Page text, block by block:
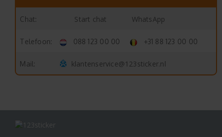
Chat: Start chat WhatsApp
Telefoon: 088 123 00 00 +31 88 123 00 00
Mail: klantenservice@123sticker.nl